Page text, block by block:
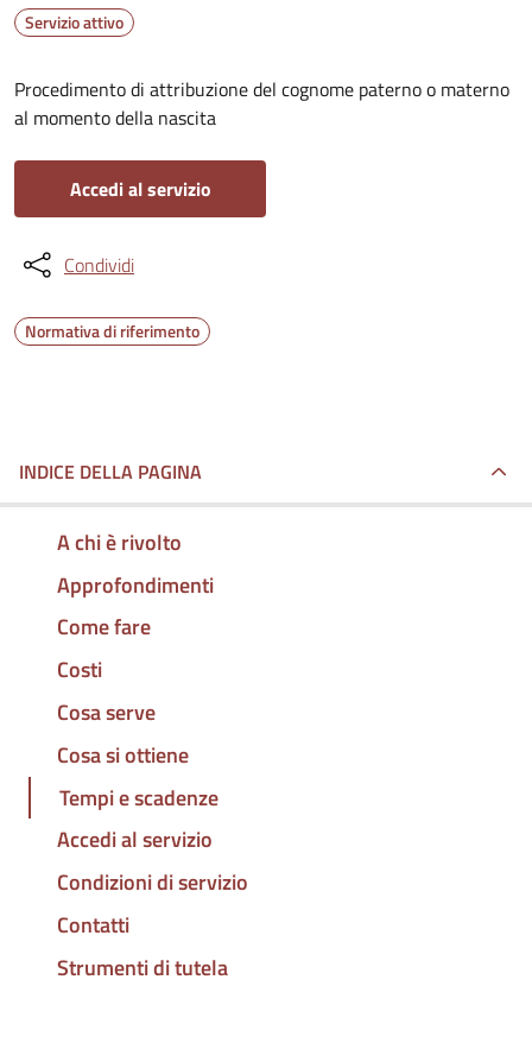
Servizio attivo
Procedimento di attribuzione del cognome paterno o materno
al momento della nascita
Accedi al servizio
Condividi
Normativa di riferimento
INDICE DELLA PAGINA
A chi è rivolto
Approfondimenti
Come fare
Costi
Cosa serve
Cosa si ottiene
Tempi e scadenze
Accedi al servizio
Condizioni di servizio
Contatti
Strumenti di tutela